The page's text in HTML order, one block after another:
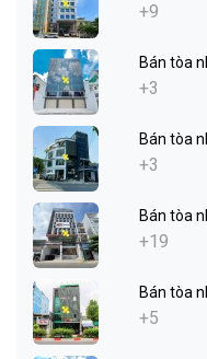
+9
Bán tòa
+3
Bán tòa
+3
Bán tòa
+19
Bán tòa
+5